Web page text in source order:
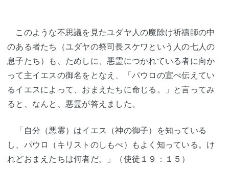
このような不思議を見たユダヤ人の魔除け祈禱師の中
のある者たち（ユダヤの祭司長スケワという人の七人の
息子たち）も、ためしに、悪霊につかれている者に向か
って主イエスの御名をとなえ、「パウロの宣べ伝えてい
るイエスによって、おまえたちに命じる。」と言ってみ
ると、なんと、悪霊が答えました。
「自分（悪霊）はイエス（神の御子）を知っている
し、パウロ（キリストのしもべ）もよく知っている。け
れどおまえたちは何者だ。」（使徒１９：１５）